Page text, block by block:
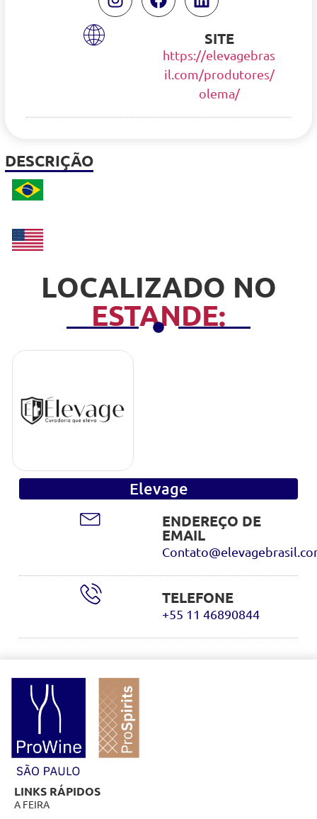
DESCRIÇÃO
LOCALIZADO NO
ESTANDE:
Elevage
ENDEREÇO DE
EMAIL
TELEFONE
+55 11 46890844
SITE
https://elevagebras
il.com/produtores/
olema/
LINKS RÁPIDOS
A FEIRA